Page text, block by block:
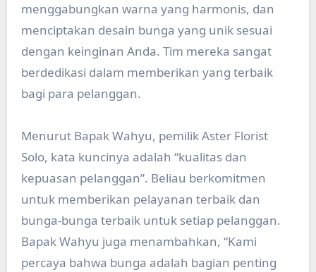
menggabungkan warna yang harmonis, dan
menciptakan desain bunga yang unik sesuai
dengan keinginan Anda. Tim mereka sangat
berdedikasi dalam memberikan yang terbaik
bagi para pelanggan.
Menurut Bapak Wahyu, pemilik Aster Florist
Solo, kata kuncinya adalah “kualitas dan
kepuasan pelanggan”. Beliau berkomitmen
untuk memberikan pelayanan terbaik dan
bunga-bunga terbaik untuk setiap pelanggan.
Bapak Wahyu juga menambahkan, “Kami
percaya bahwa bunga adalah bagian penting